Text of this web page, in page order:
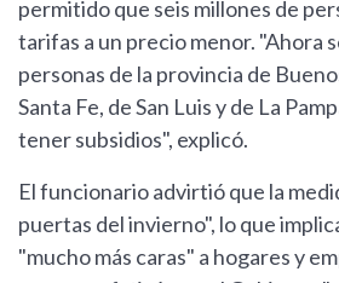
permitido que seis millones de
tarifas a un precio menor. "Ahora
personas de la provincia de
Santa Fe, de San Luis y de La
tener subsidios", explicó.
El funcionario advirtió que la
puertas del invierno", lo que
"mucho más caras" a hogares y